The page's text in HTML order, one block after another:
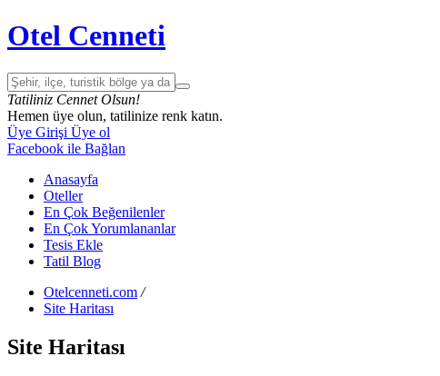
Otel Cenneti
Tatiliniz Cennet Olsun!
Hemen üye olun, tatilinize renk katın.
Üye Girişi Üye ol
Facebook ile Bağlan
Anasayfa
Oteller
En Çok Beğenilenler
En Çok Yorumlananlar
Tesis Ekle
Tatil Blog
Otelcenneti.com /
Site Haritası
Site Haritası